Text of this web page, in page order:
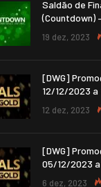
Saldão de
(Countdown)
19 dez, 2023
[DWG]
12/12/2023
12 dez, 2023
[DWG]
05/12/2023 a
6 dez, 2023